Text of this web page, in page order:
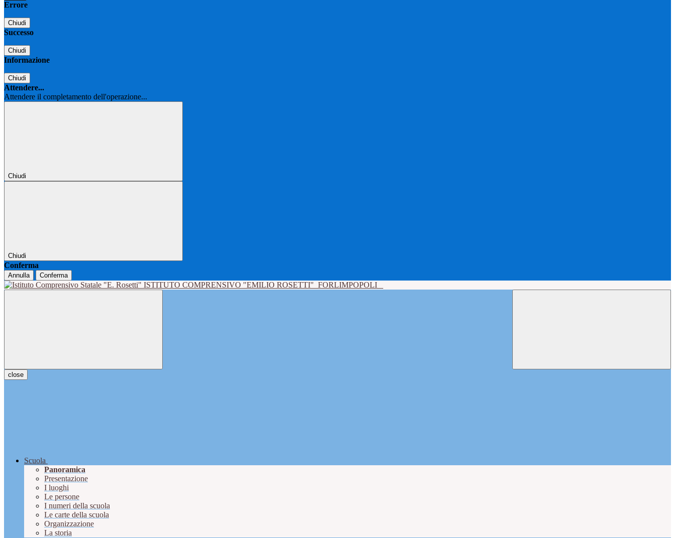
Errore
Chiudi
Successo
Chiudi
Informazione
Chiudi
Attendere...
Attendere il completamento dell'operazione...
Chiudi
Chiudi
Conferma
Annulla Conferma
ISTITUTO COMPRENSIVO "EMILIO ROSETTI" FORLIMPOPOLI
close
Scuola
Panoramica
Presentazione
I luoghi
Le persone
I numeri della scuola
Le carte della scuola
Organizzazione
La storia